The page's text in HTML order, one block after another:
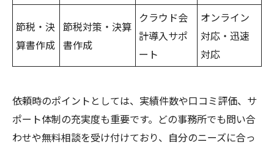
節税・決
算書作成
節税対策・決算
書作成
クラウド会
計導入サポ
ート
オンライン
対応・迅速
対応
依頼時のポイントとしては、実績件数や口コミ評価、サ
ポート体制の充実度も重要です。どの事務所でも問い合
わせや無料相談を受け付けており、自分のニーズに合っ